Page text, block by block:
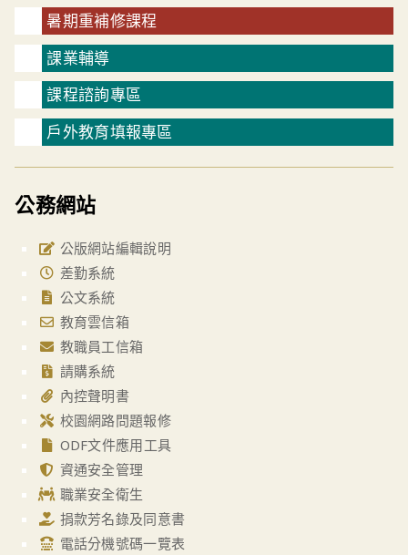
暑期重補修課程
課業輔導
課程諮詢專區
戶外教育填報專區
公務網站
公版網站編輯說明
差勤系統
公文系統
教育雲信箱
教職員工信箱
請購系統
內控聲明書
校園網路問題報修
ODF文件應用工具
資通安全管理
職業安全衛生
捐款芳名錄及同意書
電話分機號碼一覽表